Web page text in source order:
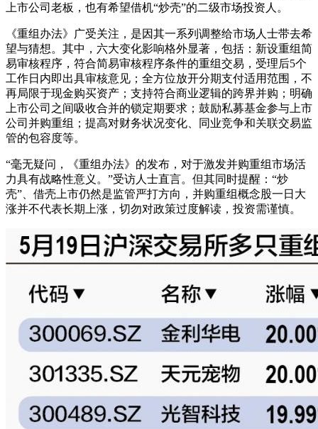
上市公司老板，也有希望借机“炒壳”的二级市场投资人。
《重组办法》广受关注，是因其一系列调整给市场人士带去希
望与猜想。其中，六大变化影响格外显著，包括：新设重组简
易审核程序，符合简易审核程序条件的重组交易，受理后5个
工作日内即出具审核意见；全方位放开分期支付适用范围，不
再局限于现金购买资产；支持符合商业逻辑的跨界并购；明确
上市公司之间吸收合并的锁定期要求；鼓励私募基金参与上市
公司并购重组；提高对财务状况变化、同业竞争和关联交易监
管的包容度等。
“毫无疑问，《重组办法》的发布，对于激发并购重组市场活
力具有战略性意义。”受访人士直言。但其同时提醒：“炒
壳”、借壳上市仍然是监管严打方向，并购重组概念股一日大
涨并不代表长期上涨，切勿对政策过度解读，投资需谨慎。